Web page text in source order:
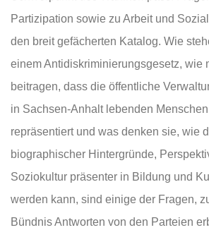
Partizipation sowie zu Arbeit und
den breit gefächerten Katalog. Wie
einem Antidiskriminierungsgesetz, wie
beitragen, dass die öffentliche
in Sachsen-Anhalt lebenden
repräsentiert und was denken sie, wie
biographischer Hintergründe,
Soziokultur präsenter in Bildung und
werden kann, sind einige der Fragen,
Bündnis Antworten von den Parteien